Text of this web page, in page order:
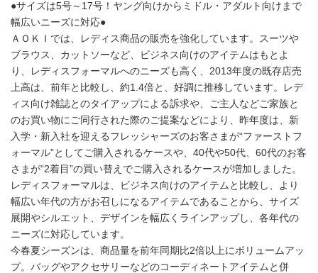
●サイズは5号～17号！ヤング向けからミドル・アダルト向けまで
幅広いニーズに対応●
ＡＯＫＩでは、レディス商品の販売を強化しています。スーツや
ブラウス、カットソーなど、ビジネス向けのアイテムはもとよ
り、レディスフォーマルへのニーズも高く、2013年度の既存店売
上高は、前年と比較し、約1.4倍と、好調に推移しています。レデ
ィス向け雑誌とのタイアップによる訴求や、ご主人などご家族と
のお買い物にご同行された際のご提案などにより、昨年度は、新
入学・新入社を迎えるフレッシャーズのお客さまが“ファーストフ
ォーマル”としてご購入されるケースや、40代や50代、60代のお客
さまが“2着目”の買い替えでご購入されるケースが増加しました。
レディスフォーマルは、ビジネス向けのアイテムと比較し、より
幅広い年代の方がお召しになるアイテムであることから、サイズ
展開やシルエット、デザインを幅広くラインアップし、各年代の
ニーズに対応しています。
今春夏シーズンは、商品量を前年同期比2倍以上にボリュームアッ
プ。バッグやアクセサリーなどのコーディネートアイテムと併